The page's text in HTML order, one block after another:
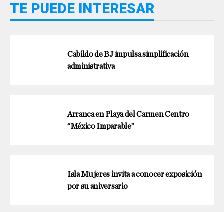
TE PUEDE INTERESAR
Cabildo de BJ impulsa simplificación
administrativa
Arranca en Playa del Carmen Centro
“México Imparable”
Isla Mujeres invita a conocer exposición
por su aniversario